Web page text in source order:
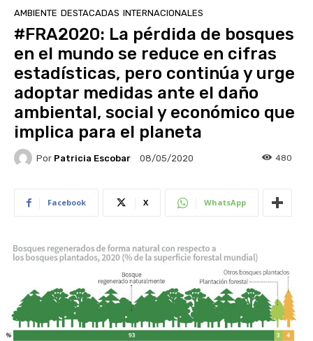
AMBIENTE DESTACADAS INTERNACIONALES
#FRA2020: La pérdida de bosques
en el mundo se reduce en cifras
estadísticas, pero continúa y urge
adoptar medidas ante el daño
ambiental, social y económico que
implica para el planeta
Por Patricia Escobar 08/05/2020 480
Facebook X WhatsApp